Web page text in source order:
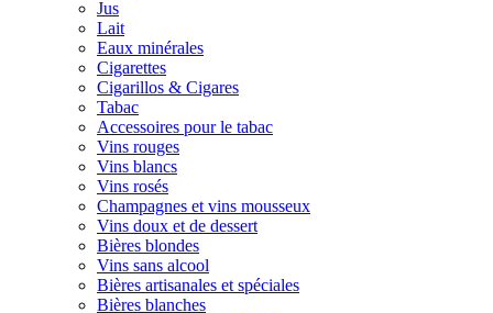
Jus
Lait
Eaux minérales
Cigarettes
Cigarillos & Cigares
Tabac
Accessoires pour le tabac
Vins rouges
Vins blancs
Vins rosés
Champagnes et vins mousseux
Vins doux et de dessert
Bières blondes
Vins sans alcool
Bières artisanales et spéciales
Bières blanches